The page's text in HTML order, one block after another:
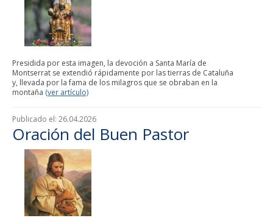
Presidida por esta imagen, la devoción a Santa María de
Montserrat se extendió rápidamente por las tierras de Cataluña
y, llevada por la fama de los milagros que se obraban en la
montaña (ver artículo)
Publicado el: 26.04.2026
Oración del Buen Pastor